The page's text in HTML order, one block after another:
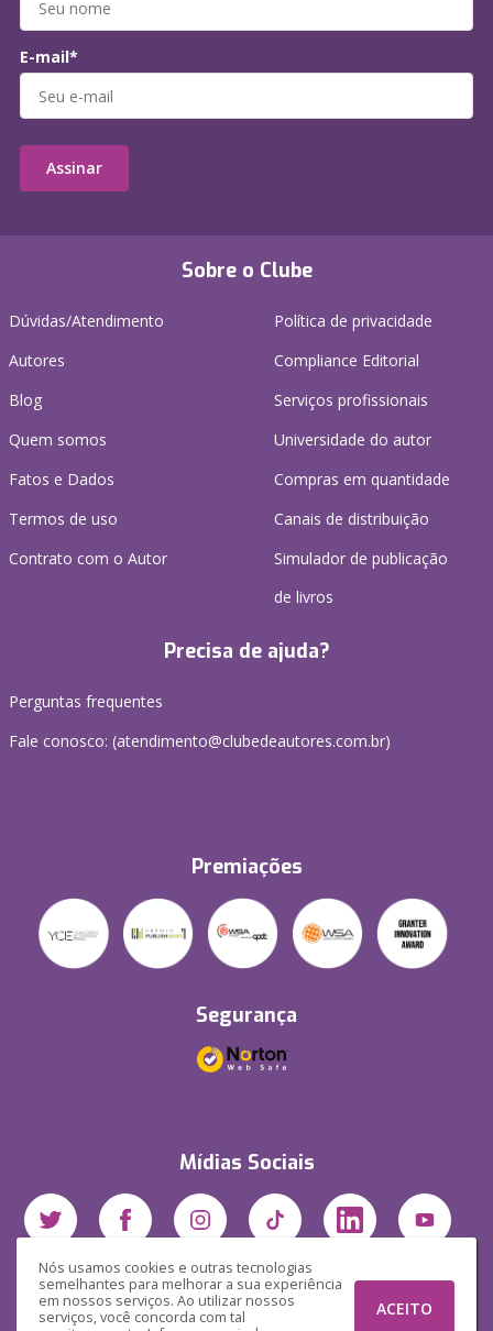
Nós usamos cookies e outras tecnologias
semelhantes para melhorar a sua experiência
em nossos serviços. Ao utilizar nossos
serviços, você concorda com tal
ACEITO
Sobre o Clube
Dúvidas/Atendimento
Autores
Blog
Quem somos
Fatos e Dados
Termos de uso
Contrato com o Autor
Política de privacidade
Compliance Editorial
Serviços profissionais
Universidade do autor
Compras em quantidade
Canais de distribuição
Simulador de publicação
de livros
Precisa de ajuda?
Perguntas frequentes
Fale conosco: (atendimento@clubedeautores.com.br)
Premiações
Segurança
Mídias Sociais
E-mail*
Assinar